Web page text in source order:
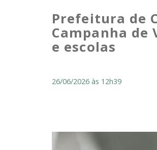
Prefeitura de
Campanha de
e escolas
26/06/2026 às 12h39